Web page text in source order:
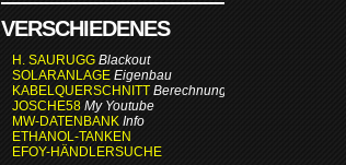
VERSCHIEDENES
H. SAURUGG Blackout
SOLARANLAGE Eigenbau
KABELQUERSCHNITT Berechnung
JOSCHE58 My Youtube
MW-DATENBANK Info
ETHANOL-TANKEN
EFOY-HÄNDLERSUCHE